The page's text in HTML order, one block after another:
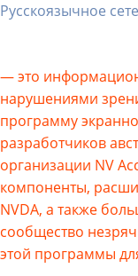
Русскоязычное
— это
нарушениями
программу
разработчиков
организации NV
компоненты,
NVDA, а также
сообщество
этой программы